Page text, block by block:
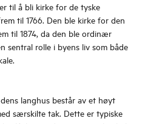
til å bli kirke for de tyske
til 1766. Den ble kirke for den
til 1874, da den ble ordinær
sentral rolle i byens liv som både
langhus består av et høyt
særskilte tak. Dette er typiske